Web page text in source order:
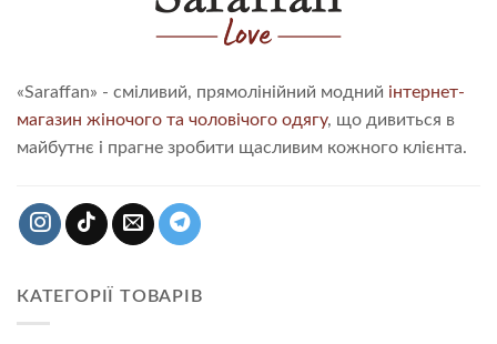
«Saraffan» - сміливий, прямолінійний модний інтернет-
магазин жіночого та чоловічого одягу, що дивиться в
майбутнє і прагне зробити щасливим кожного клієнта.
КАТЕГОРІЇ ТОВАРІВ